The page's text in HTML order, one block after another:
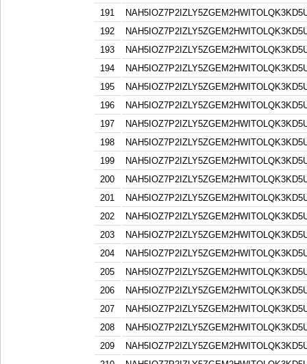
191
192
193
194
195
196
197
198
199
200
201
202
203
204
205
206
207
208
209